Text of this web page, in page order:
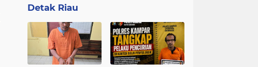
Detak Riau